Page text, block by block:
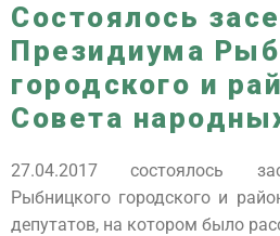
Cостоялось
Президиума
городского и
Совета
27.04.2017 состоялось
Рыбницкого городского и
депутатов, на котором было